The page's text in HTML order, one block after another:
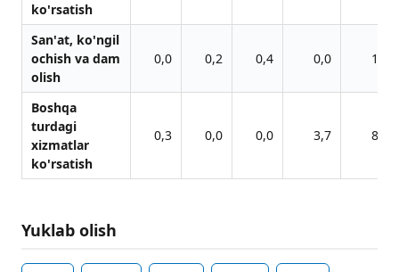
ko'rsаtish
Sаn'аt, ko'ngil
ochish vа dаm
olish
0,0 0,2 0,4 0,0 1,4
Boshqа
turdаgi
xizmаtlаr
ko'rsаtish
0,3 0,0 0,0 3,7 8,1
Yuklab olish